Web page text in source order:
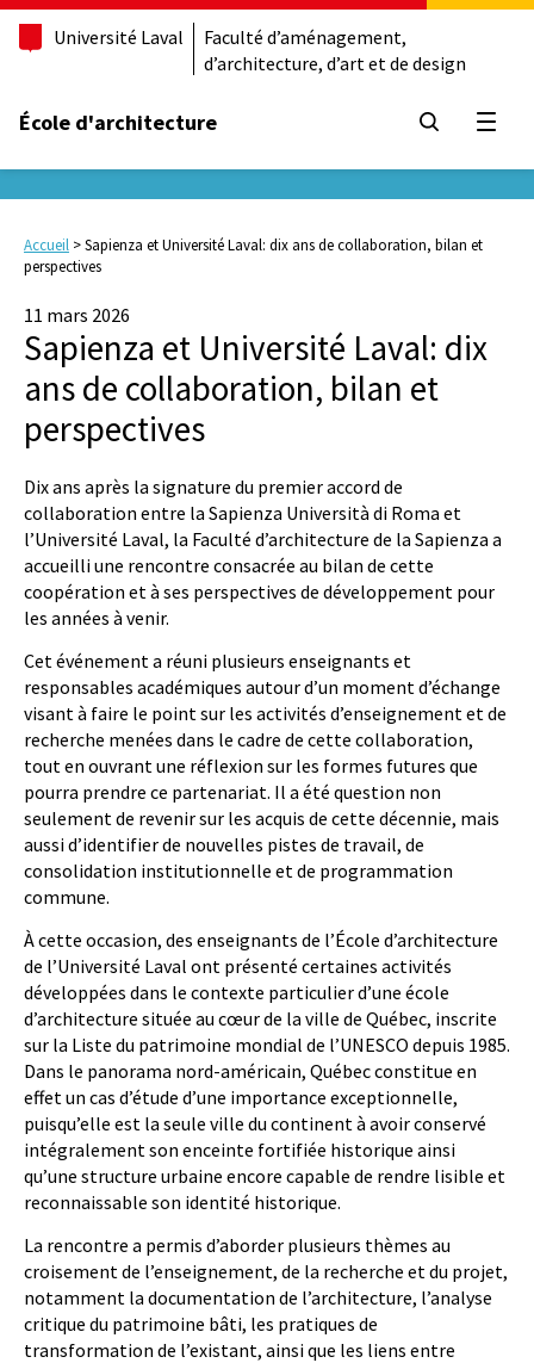
Université Laval
Faculté d’aménagement,
d’architecture, d’art et de design
École d'architecture
Accueil >Sapienza et Université Laval: dix ans de collaboration, bilan et
perspectives
11 mars 2026
Sapienza et Université Laval: dix
ans de collaboration, bilan et
perspectives
Dix ans après la signature du premier accord de
collaboration entre la Sapienza Università di Roma et
l’Université Laval, la Faculté d’architecture de la Sapienza a
accueilli une rencontre consacrée au bilan de cette
coopération et à ses perspectives de développement pour
les années à venir.
Cet événement a réuni plusieurs enseignants et
responsables académiques autour d’un moment d’échange
visant à faire le point sur les activités d’enseignement et de
recherche menées dans le cadre de cette collaboration,
tout en ouvrant une réflexion sur les formes futures que
pourra prendre ce partenariat. Il a été question non
seulement de revenir sur les acquis de cette décennie, mais
aussi d’identifier de nouvelles pistes de travail, de
consolidation institutionnelle et de programmation
commune.
À cette occasion, des enseignants de l’École d’architecture
de l’Université Laval ont présenté certaines activités
développées dans le contexte particulier d’une école
d’architecture située au cœur de la ville de Québec, inscrite
sur la Liste du patrimoine mondial de l’UNESCO depuis 1985.
Dans le panorama nord-américain, Québec constitue en
effet un cas d’étude d’une importance exceptionnelle,
puisqu’elle est la seule ville du continent à avoir conservé
intégralement son enceinte fortifiée historique ainsi
qu’une structure urbaine encore capable de rendre lisible et
reconnaissable son identité historique.
La rencontre a permis d’aborder plusieurs thèmes au
croisement de l’enseignement, de la recherche et du projet,
notamment la documentation de l’architecture, l’analyse
critique du patrimoine bâti, les pratiques de
transformation de l’existant, ainsi que les liens entre